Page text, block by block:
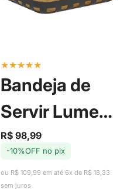
★★★★★
Bandeja de
Servir Lume
Preta 35cm -
Ou
Preço
de
R$ 98,99
Preço
regular
-10%OFF no pix
ou R$ 109,99 em até 6x de R$ 18,33
sem juros